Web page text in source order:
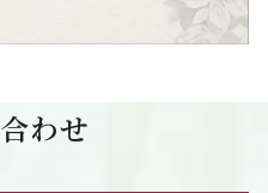
わせ